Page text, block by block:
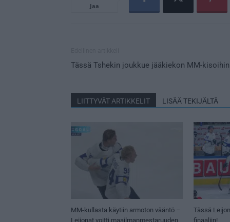
Jaa
Tässä Tshekin joukkue jääkiekon MM-
LIITTYVÄT ARTIKKELIT LISÄÄ TEKIJÄLTÄ
MM-kullasta käytiin armoton vääntö –
Leijonat voitti maailmanmestaruuden
Tässä
finaaliin!